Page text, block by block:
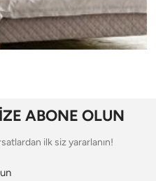
ABONE OLUN
ilk siz yararlanın!